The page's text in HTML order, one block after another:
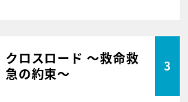
クロスロード ～救命救
急の約束～
3